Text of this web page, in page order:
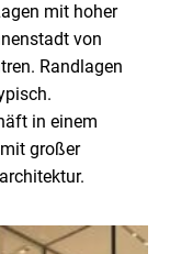
mit hoher
von
Randlagen
in einem
großer